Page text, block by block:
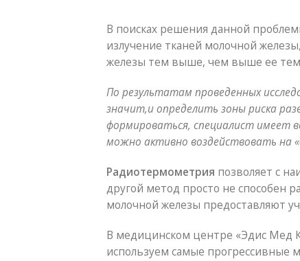
В поисках решения данной
излучение тканей молочной
железы тем выше, чем выше ее
По результатам проведенных
значит,и определить зоны риска
формироваться, специалист имеет
можно активно воздействовать на
Радиотермометрия позволяет с
другой метод просто не способен
молочной железы предоставляют
В медицинском центре «Эдис Мед
используем самые прогрессивные